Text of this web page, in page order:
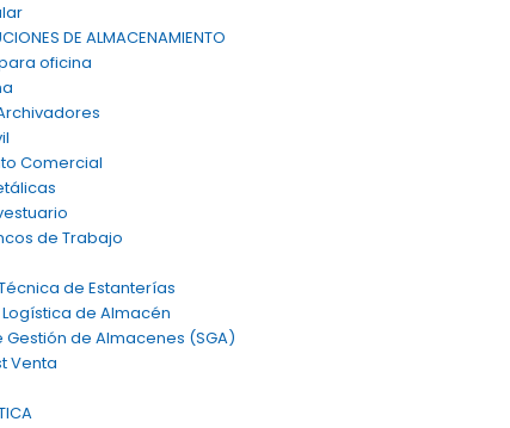
DE ALMACENAMIENTO
oficina
Comercial
de Trabajo
de Estanterías
de Almacén
de Almacenes (SGA)
Venta